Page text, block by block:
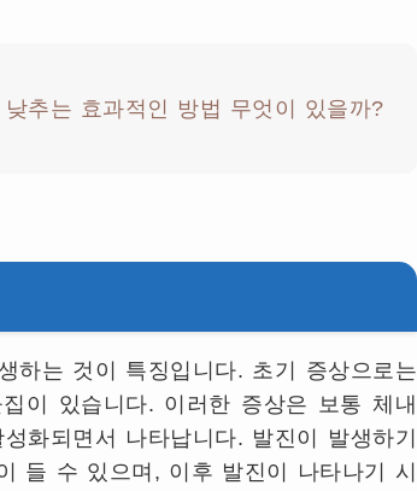
낮추는 효과적인 방법 무엇이 있을까?
하는 것이 특징입니다. 초기 증상으로는
이 있습니다. 이러한 증상은 보통 체내
화되면서 나타납니다. 발진이 발생하기
들 수 있으며, 이후 발진이 나타나기 시